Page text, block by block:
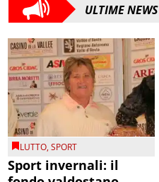
ULTIME NEWS
LUTTO,SPORT
Sport invernali: il